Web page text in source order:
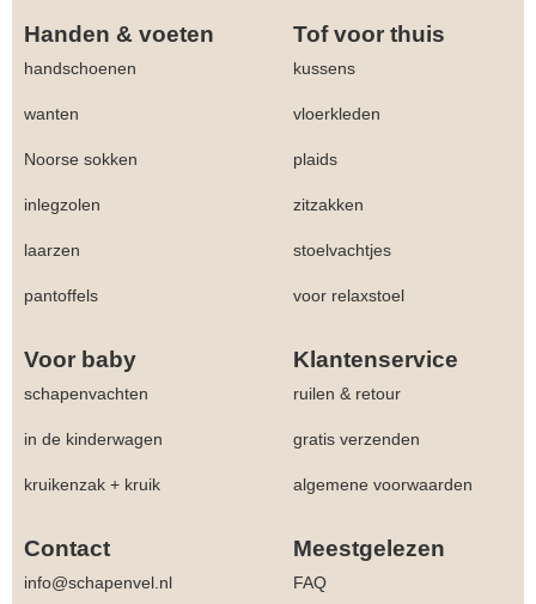
Handen & voeten Tof voor thuis
handschoenen kussens
wanten vloerkleden
Noorse sokken plaids
inlegzolen zitzakken
laarzen stoelvachtjes
pantoffels voor relaxstoel
Voor baby Klantenservice
schapenvachten ruilen & retour
in de kinderwagen gratis verzenden
kruikenzak + kruik algemene voorwaarden
Contact Meestgelezen
info@schapenvel.nl FAQ